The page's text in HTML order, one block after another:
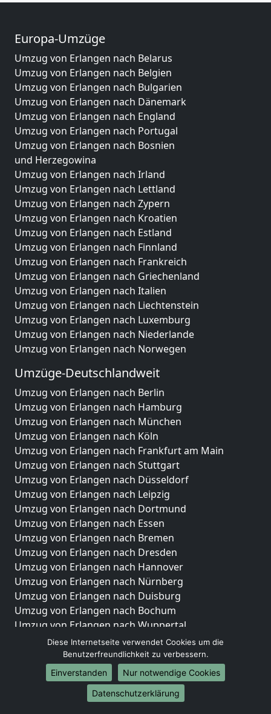
Europa-Umzüge
Umzug von Erlangen nach Belarus
Umzug von Erlangen nach Belgien
Umzug von Erlangen nach Bulgarien
Umzug von Erlangen nach Dänemark
Umzug von Erlangen nach England
Umzug von Erlangen nach Portugal
Umzug von Erlangen nach Bosnien
und Herzegowina
Umzug von Erlangen nach Irland
Umzug von Erlangen nach Lettland
Umzug von Erlangen nach Zypern
Umzug von Erlangen nach Kroatien
Umzug von Erlangen nach Estland
Umzug von Erlangen nach Finnland
Umzug von Erlangen nach Frankreich
Umzug von Erlangen nach Griechenland
Umzug von Erlangen nach Italien
Umzug von Erlangen nach Liechtenstein
Umzug von Erlangen nach Luxemburg
Umzug von Erlangen nach Niederlande
Umzug von Erlangen nach Norwegen
Umzüge-Deutschlandweit
Umzug von Erlangen nach Berlin
Umzug von Erlangen nach Hamburg
Umzug von Erlangen nach München
Umzug von Erlangen nach Köln
Umzug von Erlangen nach Frankfurt am Main
Umzug von Erlangen nach Stuttgart
Umzug von Erlangen nach Düsseldorf
Umzug von Erlangen nach Leipzig
Umzug von Erlangen nach Dortmund
Umzug von Erlangen nach Essen
Umzug von Erlangen nach Bremen
Umzug von Erlangen nach Dresden
Umzug von Erlangen nach Hannover
Umzug von Erlangen nach Nürnberg
Umzug von Erlangen nach Duisburg
Umzug von Erlangen nach Bochum
Umzug von Erlangen nach Wuppertal
Umzug von Erlangen nach Bielefeld
Umzug von Erlangen nach Bonn
Umzug von Erlangen nach Münster
Internationale-Umzüge
Diese Internetseite verwendet Cookies um die
Benutzerfreundlichkeit zu verbessern.
Einverstanden
Nur notwendige Cookies
Datenschutzerklärung